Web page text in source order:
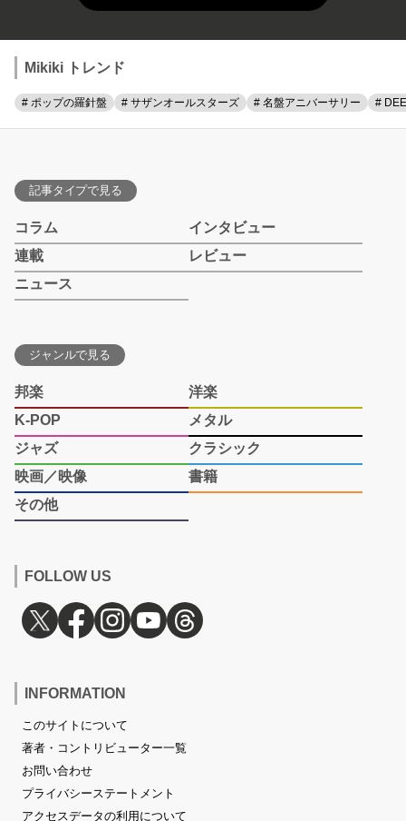
Mikiki トレンド
# ポップの羅針盤 # サザンオールスターズ # 名盤アニバーサリー #
記事タイプで見る
コラム
インタビュー
連載
レビュー
ニュース
ジャンルで見る
邦楽
洋楽
K-POP
メタル
ジャズ
クラシック
映画／映像
書籍
その他
FOLLOW US
INFORMATION
このサイトについて
著者・コントリビューター一覧
お問い合わせ
プライバシーステートメント
アクセスデータの利用について